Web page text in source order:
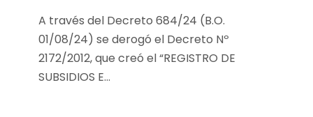
A través del Decreto 684/24 (B.O.
01/08/24) se derogó el Decreto Nº
2172/2012, que creó el “REGISTRO DE
SUBSIDIOS E...